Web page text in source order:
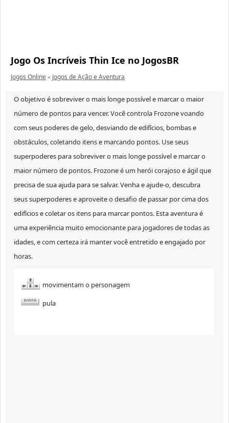
Jogo Os Incríveis Thin Ice no JogosBR
Jogos Online» Jogos de Ação e Aventura
O objetivo é sobreviver o mais longe possível e marcar o maior
número de pontos para vencer. Você controla Frozone voando
com seus poderes de gelo, desviando de edifícios, bombas e
obstáculos, coletando itens e marcando pontos. Use seus
superpoderes para sobreviver o mais longe possível e marcar o
maior número de pontos. Frozone é um herói corajoso e ágil que
precisa de sua ajuda para se salvar. Venha e ajude-o, descubra
seus superpoderes e aproveite o desafio de passar por cima dos
edifícios e coletar os itens para marcar pontos. Esta aventura é
uma experiência muito emocionante para jogadores de todas as
idades, e com certeza irá manter você entretido e engajado por
horas.
movimentam o personagem
pula